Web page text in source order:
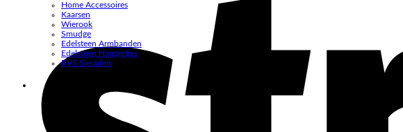
Home Accessoires
Kaarsen
Wierook
Smudge
Edelsteen Armbanden
Edelsteen Hangertjes
RVS Sieraden